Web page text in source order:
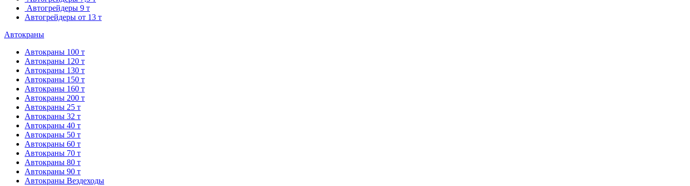
Автогрейдеры 9 т
Автогрейдеры от 13 т
Автокраны
Автокраны 100 т
Автокраны 120 т
Автокраны 130 т
Автокраны 150 т
Автокраны 160 т
Автокраны 200 т
Автокраны 25 т
Автокраны 32 т
Автокраны 40 т
Автокраны 50 т
Автокраны 60 т
Автокраны 70 т
Автокраны 80 т
Автокраны 90 т
Автокраны Вездеходы